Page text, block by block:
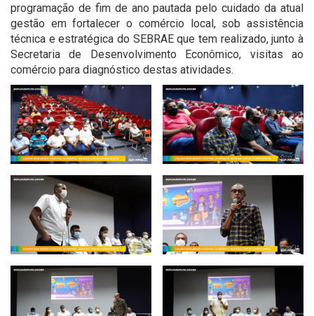
programação de fim de ano pautada pelo cuidado da atual
gestão em fortalecer o comércio local, sob assistência
técnica e estratégica do SEBRAE que tem realizado, junto à
Secretaria de Desenvolvimento Econômico, visitas ao
comércio para diagnóstico destas atividades.